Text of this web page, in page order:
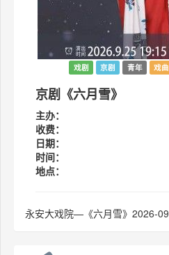
戏剧 京剧 青年 戏曲
京剧《六月雪》
主办：
收费：
日期：
时间：
地点：
永安大戏院—《六月雪》2026-